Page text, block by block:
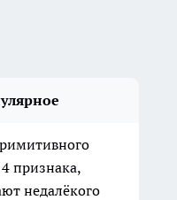
признака,
недалёкого